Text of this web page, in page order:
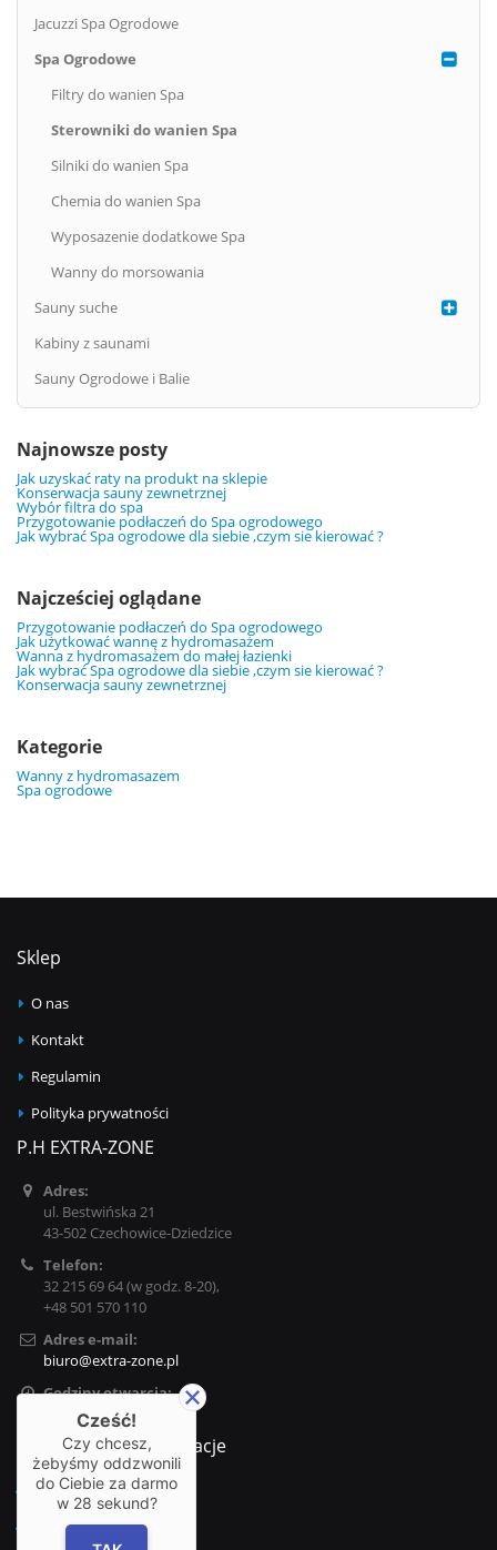
Jacuzzi Spa Ogrodowe
Spa Ogrodowe
Filtry do wanien Spa
Sterowniki do wanien Spa
Silniki do wanien Spa
Chemia do wanien Spa
Wyposazenie dodatkowe Spa
Wanny do morsowania
Sauny suche
Kabiny z saunami
Sauny Ogrodowe i Balie
Najnowsze posty
Jak uzyskać raty na produkt na sklepie
Konserwacja sauny zewnetrznej
Wybór filtra do spa
Przygotowanie podłaczeń do Spa ogrodowego
Jak wybrać Spa ogrodowe dla siebie ,czym sie kierować ?
Najcześciej oglądane
Przygotowanie podłaczeń do Spa ogrodowego
Jak użytkować wannę z hydromasażem
Wanna z hydromasażem do małej łazienki
Jak wybrać Spa ogrodowe dla siebie ,czym sie kierować ?
Konserwacja sauny zewnetrznej
Kategorie
Wanny z hydromasazem
Spa ogrodowe
Sklep
O nas
Kontakt
Regulamin
Polityka prywatności
P.H EXTRA-ZONE
Adres:
ul. Bestwińska 21
43-502 Czechowice-Dziedzice
Telefon:
32 215 69 64 (w godz. 8-20),
+48 501 570 110
Adres e-mail:
biuro@extra-zone.pl
Godziny otwarcia:
Pn - Pt / 10:00 - 17:00
Najważniejsze informacje
Dostawy
Zwroty i wymiany
Cześć!
Czy chcesz,
żebyśmy oddzwonili
do Ciebie za darmo
w 28 sekund?